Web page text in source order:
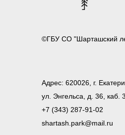
©ГБУ СО "Шарташский
Адрес: 620026, г.
ул. Энгельса, д. 36, каб.
+7 (343) 287-91-02
shartash.park@mail.ru